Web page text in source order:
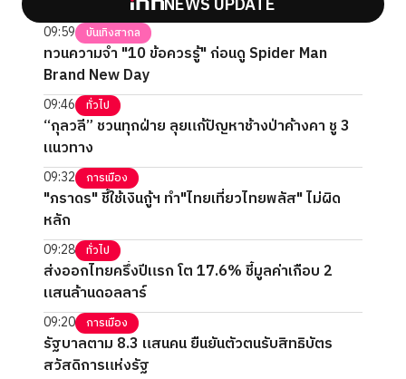
09:59 บันเทิงสากล
ทวนความจำ "10 ข้อควรรู้" ก่อนดู Spider Man
Brand New Day
09:46 ทั่วไป
“กุลวลี” ชวนทุกฝ่าย ลุยแก้ปัญหาช้างป่าค้างคา ชู 3
แนวทาง
09:32 การเมือง
"ภราดร" ชี้ใช้เงินกู้ฯ ทำ"ไทยเที่ยวไทยพลัส" ไม่ผิด
หลัก
09:28 ทั่วไป
ส่งออกไทยครึ่งปีแรก โต 17.6% ชี้มูลค่าเกือบ 2
แสนล้านดอลลาร์
09:20 การเมือง
รัฐบาลตาม 8.3 แสนคน ยืนยันตัวตนรับสิทธิบัตร
สวัสดิการแห่งรัฐ